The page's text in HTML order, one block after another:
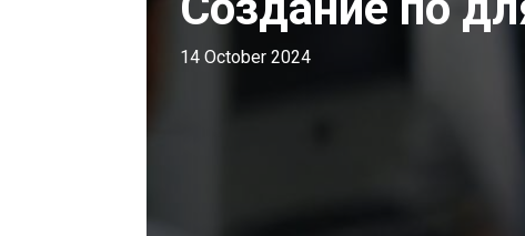
14 October 2024